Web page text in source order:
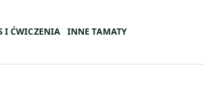
I ĆWICZENIA INNE TAMATY